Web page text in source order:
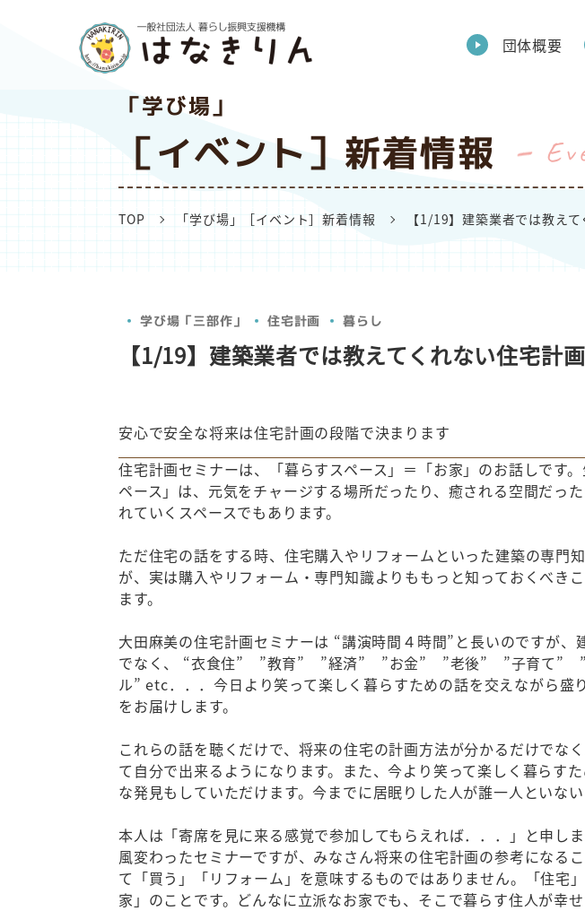
団体概要
「学び場」
［イベント］新着情報
TOP 「学び場」［イベント］新着情報 【1/19】建築業者では教え
学び場「三部作」 住宅計画 暮らし
【1/19】建築業者では教えてくれない住宅計
安心で安全な将来は住宅計画の段階で決まります
住宅計画セミナーは、「暮らすスペース」＝「お家」のお話しです
ペース」は、元気をチャージする場所だったり、癒される空間だっ
れていくスペースでもあります。
ただ住宅の話をする時、住宅購入やリフォームといった建築の専門
が、実は購入やリフォーム・専門知識よりももっと知っておくべき
ます。
大田麻美の住宅計画セミナーは “講演時間４時間”と長いのですが、
でなく、 “衣食住” ”教育” ”経済” ”お金” ”老後” ”子育て”
ル” etc．．．今日より笑って楽しく暮らすための話を交えながら盛
をお届けします。
これらの話を聴くだけで、将来の住宅の計画方法が分かるだけでな
て自分で出来るようになります。また、今より笑って楽しく暮らす
な発見もしていただけます。今までに居眠りした人が誰一人といな
本人は「寄席を見に来る感覚で参加してもらえれば．．．」と申し
風変わったセミナーですが、みなさん将来の住宅計画の参考になる
て「買う」「リフォーム」を意味するものではありません。「住宅
家」のことです。どんなに立派なお家でも、そこで暮らす住人が幸